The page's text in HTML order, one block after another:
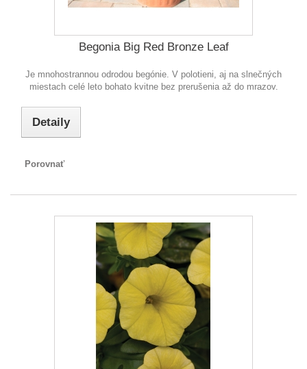
Begonia Big Red Bronze Leaf
Je mnohostrannou odrodou begónie. V polotieni, aj na slnečných
miestach celé leto bohato kvitne bez prerušenia až do mrazov.
Detaily
Porovnať